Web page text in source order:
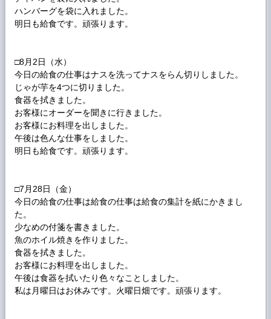
ハンバーグを袋に入れました。
明日も給食です。頑張ります。
□8月2日（水）
今日の給食の仕事はナスを洗ってナスをらん切りしました。
じゃが芋を4つに切りました。
食器を拭きました。
お客様にオーダーを聞きに行きました。
お客様にお料理を出しました。
午後は色んな仕事をしました。
明日も給食です。頑張ります。
□7月28日（金）
今日の給食の仕事は給食の仕事は給食の集計を紙にかきまし
た。
少なめの付箋を書きました。
魚のホイル焼きを作りました。
食器を拭きました。
お客様にお料理を出しました。
午後は食器を拭いたり色々なことしました。
私は月曜日はお休みです。火曜日畑です。頑張ります。